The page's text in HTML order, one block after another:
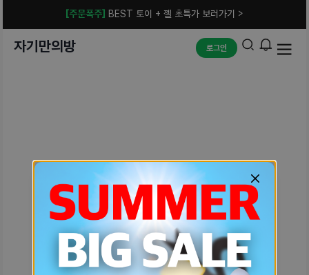
[주문폭주] BEST 토이 + 젤 초특가 보러가기 >
자기만의방 로그인
예상치 못한 에러입니다.